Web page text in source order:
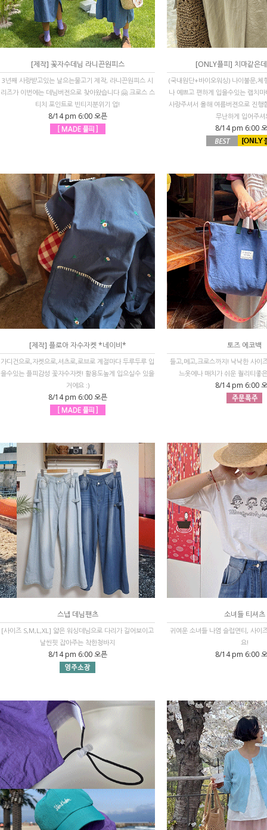
[제작] 꽃자수데님 라니끈원피스
3년째 사랑받고있는 날으는물고기 제작, 라니끈원피스 시
리즈가 이번에는 데님버전으로 찾아왔습니다 🤗 크로스 스
티치 포인트로 빈티지분위기 업!
8/14 pm 6:00 오픈
[ONLY플피] 치마같은
(국내원단+바이오워싱) 나이불문,체
나 예쁘고 편하게 입을수있는 랩치
사랑주셔서 올해 여름버젼으로 진행
무난하게 입어주셔
8/14 pm 6:00
[제작] 플로아 자수자켓 *네이비*
가디건으로,자켓으로,셔츠로,로브로 계절마다 두루두루 입
을수있는 플피감성 꽃자수자켓! 활용도높게 입으실수 있을
거에요 :)
8/14 pm 6:00 오픈
토즈 에코백
들고,메고,크로스까지! 낙낙한 사이
느옷에나 매치가 쉬운 퀄리티좋
8/14 pm 6:00
스냅 데님팬츠
[사이즈 S,M,L,XL] 얇은 워싱데님으로 다리가 길어보이고
날씬핏 잡아주는 착한청바지
8/14 pm 6:00 오픈
소녀들 티셔츠
귀여운 소녀들 나염 슬럽면티, 사이
요!
8/14 pm 6:00